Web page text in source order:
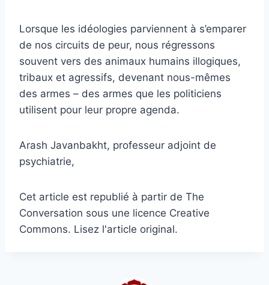
Lorsque les idéologies parviennent à s’emparer
de nos circuits de peur, nous régressons
souvent vers des animaux humains illogiques,
tribaux et agressifs, devenant nous-mêmes
des armes – des armes que les politiciens
utilisent pour leur propre agenda.
Arash Javanbakht, professeur adjoint de
psychiatrie,
Cet article est republié à partir de The
Conversation sous une licence Creative
Commons. Lisez l'article original.